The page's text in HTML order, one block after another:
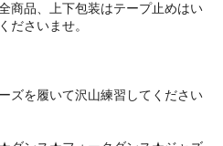
商品、上下包装はテープ止めはい
ださいませ。
ズを履いて沢山練習してください